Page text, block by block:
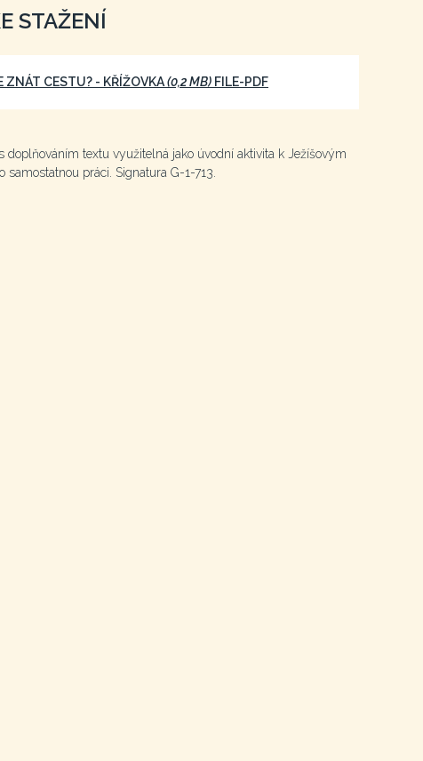
STAŽENÍ
ZNÁT CESTU? - KŘÍŽOVKA(0,2 MB) FILE-PDF
doplňováním textu využitelná jako úvodní aktivita k Ježíšovým
práci. Signatura G-1-713.